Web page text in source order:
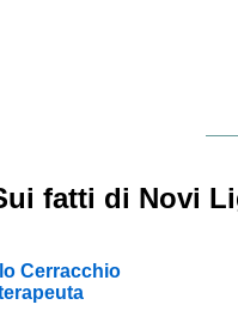
fatti di Novi
Cerracchio